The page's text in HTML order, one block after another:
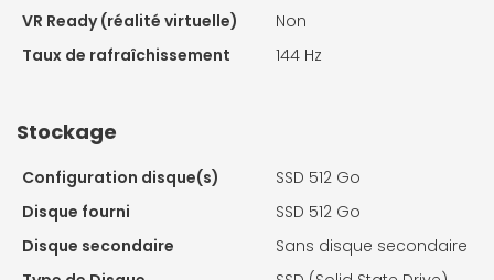
VR Ready (réalité virtuelle)
Non
Taux de rafraîchissement
144 Hz
Stockage
Configuration disque(s)
SSD 512 Go
Disque fourni
SSD 512 Go
Disque secondaire
Sans disque secondaire